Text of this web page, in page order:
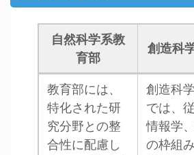
自然科学系教
育部
創造科
教育部には、
特化された研
究分野との整
合性に配慮し
創造科
では、
情報学
の枠組